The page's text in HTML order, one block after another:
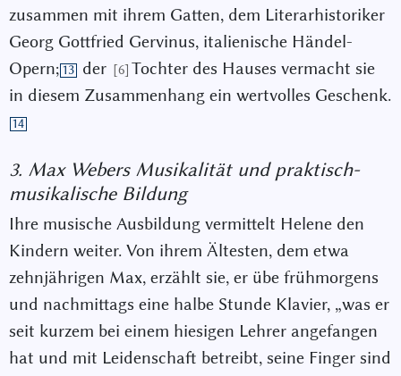
zusammen mit ihrem Gatten, dem Literarhistoriker
Georg Gottfried Gervinus, italienische Händel-
Opern; 13 der [6] Tochter des Hauses vermacht sie
in diesem Zusammenhang ein wertvolles Geschenk.
14
3. Max Webers Musikalität und praktisch-
musikalische Bildung
Ihre musische Ausbildung vermittelt Helene den
Kindern weiter. Von ihrem Ältesten, dem etwa
zehnjährigen Max, erzählt sie, er übe frühmorgens
und nachmittags eine halbe Stunde Klavier, „was er
seit kurzem bei einem hiesigen Lehrer angefangen
hat und mit Leidenschaft betreibt, seine Finger sind